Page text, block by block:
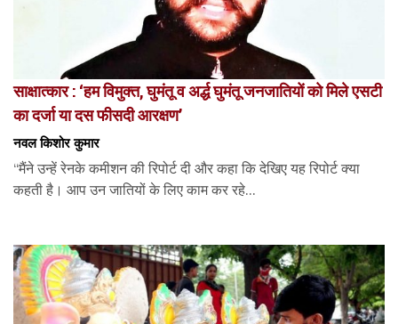
साक्षात्कार : ‘हम विमुक्त, घुमंतू व अर्द्ध घुमंतू जनजातियों को मिले एसटी
का दर्जा या दस फीसदी आरक्षण’
नवल किशोर कुमार
“मैंने उन्हें रेनके कमीशन की रिपोर्ट दी और कहा कि देखिए यह रिपोर्ट क्या
कहती है। आप उन जातियों के लिए काम कर रहे...